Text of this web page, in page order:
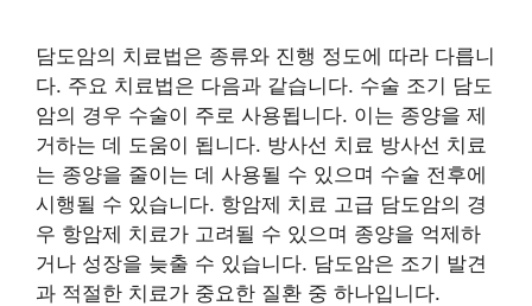
담도암의 치료법은 종류와 진행 정도에 따라 다릅니
다. 주요 치료법은 다음과 같습니다. 수술 조기 담도
암의 경우 수술이 주로 사용됩니다. 이는 종양을 제
거하는 데 도움이 됩니다. 방사선 치료 방사선 치료
는 종양을 줄이는 데 사용될 수 있으며 수술 전후에
시행될 수 있습니다. 항암제 치료 고급 담도암의 경
우 항암제 치료가 고려될 수 있으며 종양을 억제하
거나 성장을 늦출 수 있습니다. 담도암은 조기 발견
과 적절한 치료가 중요한 질환 중 하나입니다.